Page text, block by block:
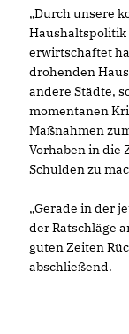
Durch unsere
Haushaltspolitik
erwirtschaftet
drohenden
andere Städte,
momentanen
Maßnahmen
Vorhaben in die
Schulden zu
Gerade in der
der Ratschläge
guten Zeiten
abschließend.